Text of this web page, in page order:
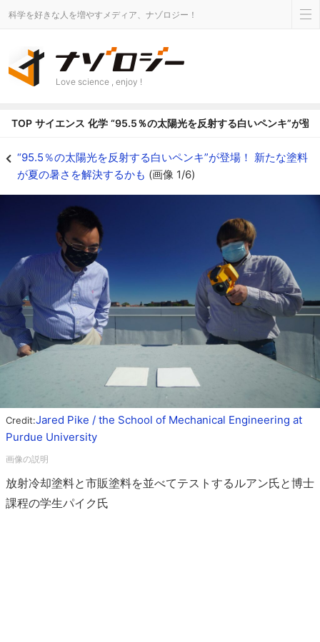
科学を好きな人を増やすメディア、ナゾロジー！
Love science , enjoy !
TOP サイエンス 化学 “95.5％の太陽光を反射する白いペンキ”が登
“95.5％の太陽光を反射する白いペンキ”が登場！ 新たな塗料
が夏の暑さを解決するかも (画像 1/6)
Credit:Jared Pike / the School of Mechanical Engineering at
Purdue University
放射冷却塗料と市販塗料を並べてテストするルアン氏と博士
課程の学生パイク氏